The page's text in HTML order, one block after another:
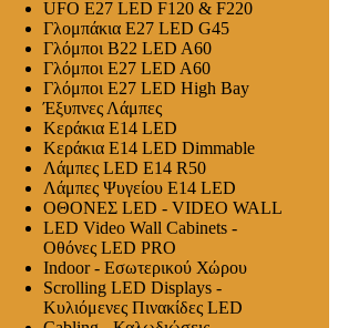
UFO E27 LED F120 & F220
Γλομπάκια E27 LED G45
Γλόμποι B22 LED A60
Γλόμποι E27 LED A60
Γλόμποι E27 LED High Bay
Έξυπνες Λάμπες
Κεράκια E14 LED
Κεράκια E14 LED Dimmable
Λάμπες LED E14 R50
Λάμπες Ψυγείου E14 LED
ΟΘΟΝΕΣ LED - VIDEO WALL
LED Video Wall Cabinets -
Οθόνες LED PRO
Indoor - Εσωτερικού Χώρου
Scrolling LED Displays -
Κυλιόμενες Πινακίδες LED